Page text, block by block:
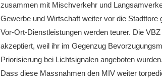
zusammen mit Mischverkehr und
Gewerbe und Wirtschaft weiter vor die
Vor-Ort-Dienstleistungen werden teurer. Die
akzeptiert, weil ihr im Gegenzug
Priorisierung bei Lichtsignalen angeboten
Dass diese Massnahmen den MIV weiter